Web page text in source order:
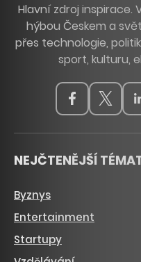
Hlavní zdroj inspirace.
hýbou Českem a
přes technologie,
sport, kulturu,
NEJČTENĚJŠÍ
Byznys
Entertainment
Startupy